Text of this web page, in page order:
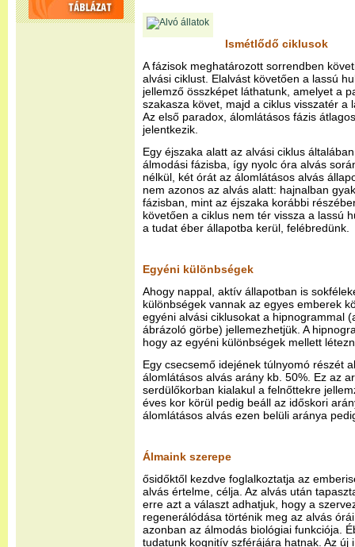
Ismétlődő ciklusok
A fázisok meghatározott sorrendben
alvási ciklust. Elalvást követően a lassú
jellemző összképet láthatunk, amelyet a
szakasza követ, majd a ciklus visszatér a
Az első paradox, álomlátásos fázis
jelentkezik.
Egy éjszaka alatt az alvási ciklus
álmodási fázisba, így nyolc óra alvás
nélkül, két órát az álomlátásos alvás
nem azonos az alvás alatt: hajnalban
fázisban, mint az éjszaka korábbi
követően a ciklus nem tér vissza a lassú
a tudat éber állapotba kerül, felébredünk.
Egyéni különbségek
Ahogy nappal, aktív állapotban is
különbségek vannak az egyes emberek
egyéni alvási ciklusokat a hipnogrammal
ábrázoló görbe) jellemezhetjük. A
hogy az egyéni különbségek mellett
Egy csecsemő idejének túlnyomó részét
álomlátásos alvás arány kb. 50%. Ez az
serdülőkorban kialakul a felnőttekre
éves kor körül pedig beáll az időskori
álomlátásos alvás ezen belüli aránya
Álmaink szerepe
ősidőktől kezdve foglalkoztatja az
alvás értelme, célja. Az alvás után
erre azt a választ adhatjuk, hogy a
regenerálódása történik meg az alvás
azonban az álmodás biológiai funkciója.
tudatunk kognitív szférájára hatnak. Az új